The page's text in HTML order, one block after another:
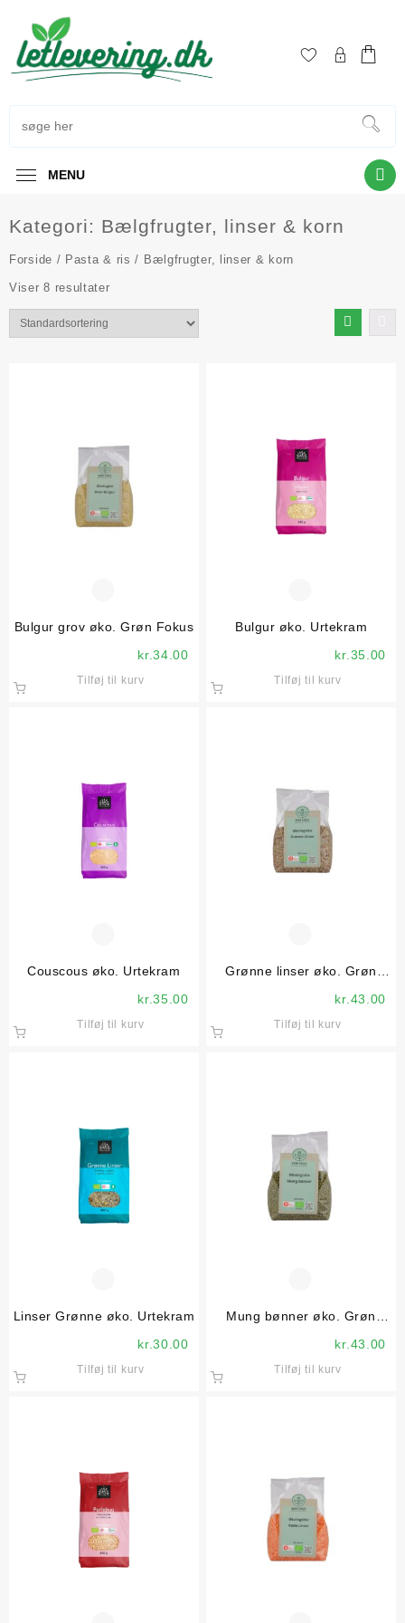
content
MENU
Kategori: Bælgfrugter, linser & korn
Forside / Pasta & ris / Bælgfrugter, linser & korn
Viser 8 resultater
Bulgur grov øko. Grøn Fokus
kr.34.00
Tilføj til kurv
Bulgur øko. Urtekram
kr. 35.00
Tilføj til kurv
Couscous øko. Urtekram
kr.35.00
Tilføj til kurv
Grønne linser øko. Grøn
kr.43.00
Tilføj til kurv
Linser Grønne øko. Urtekram
kr.30.00
Tilføj til kurv
Mung bønner øko. Grøn
kr. 43.00
Tilføj til kurv